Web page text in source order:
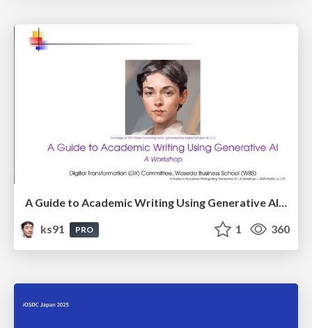
A Guide to Academic Writing Using Generative AI - A Workshop
ks91
PRO 1 360